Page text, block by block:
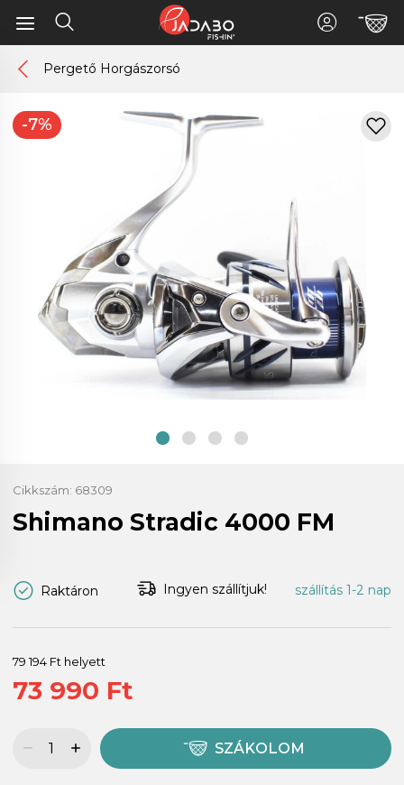
Pergető Horgászorsó
-7%
Cikkszám: 68309
Shimano Stradic 4000 FM
Raktáron szállítás 1-2 nap
Ingyen szállítjuk!
79 194 Ft helyett
73 990 Ft
SZÁKOLOM